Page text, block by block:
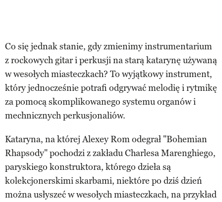
Co się jednak stanie, gdy zmienimy instrumentarium
z rockowych gitar i perkusji na starą katarynę używaną
w wesołych miasteczkach? To wyjątkowy instrument,
który jednocześnie potrafi odgrywać melodię i rytmikę
za pomocą skomplikowanego systemu organów i
mechnicznych perkusjonaliów.
Kataryna, na której Alexey Rom odegrał "Bohemian
Rhapsody" pochodzi z zakładu Charlesa Marenghiego,
paryskiego konstruktora, którego dzieła są
kolekcjonerskimi skarbami, niektóre po dziś dzień
można usłyszeć w wesołych miasteczkach, na przykład